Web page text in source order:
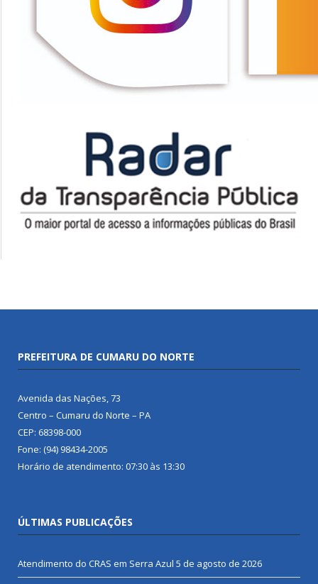
PREFEITURA DE CUMARU DO NORTE
Avenida das Nações, 73
Centro – Cumaru do Norte – PA
CEP: 68398-000
Fone: (94) 98434-2005
Horário de atendimento: 07:30 às 13:30
ÚLTIMAS PUBLICAÇÕES
Atendimento do CRAS em Serra Azul 5 de agosto de 2026